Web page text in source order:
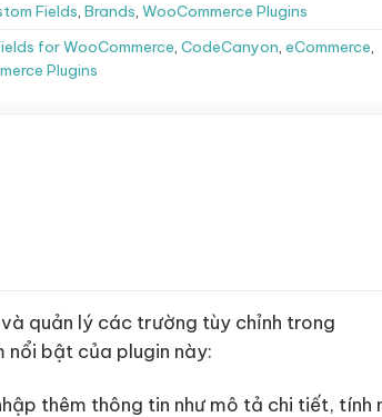
Fields, Brands, WooCommerce Plugins
for WooCommerce, CodeCanyon, eCommerce,
Plugins
quản lý các trường tùy chỉnh trong
nổi bật của plugin này:
thêm thông tin như mô tả chi tiết, tính